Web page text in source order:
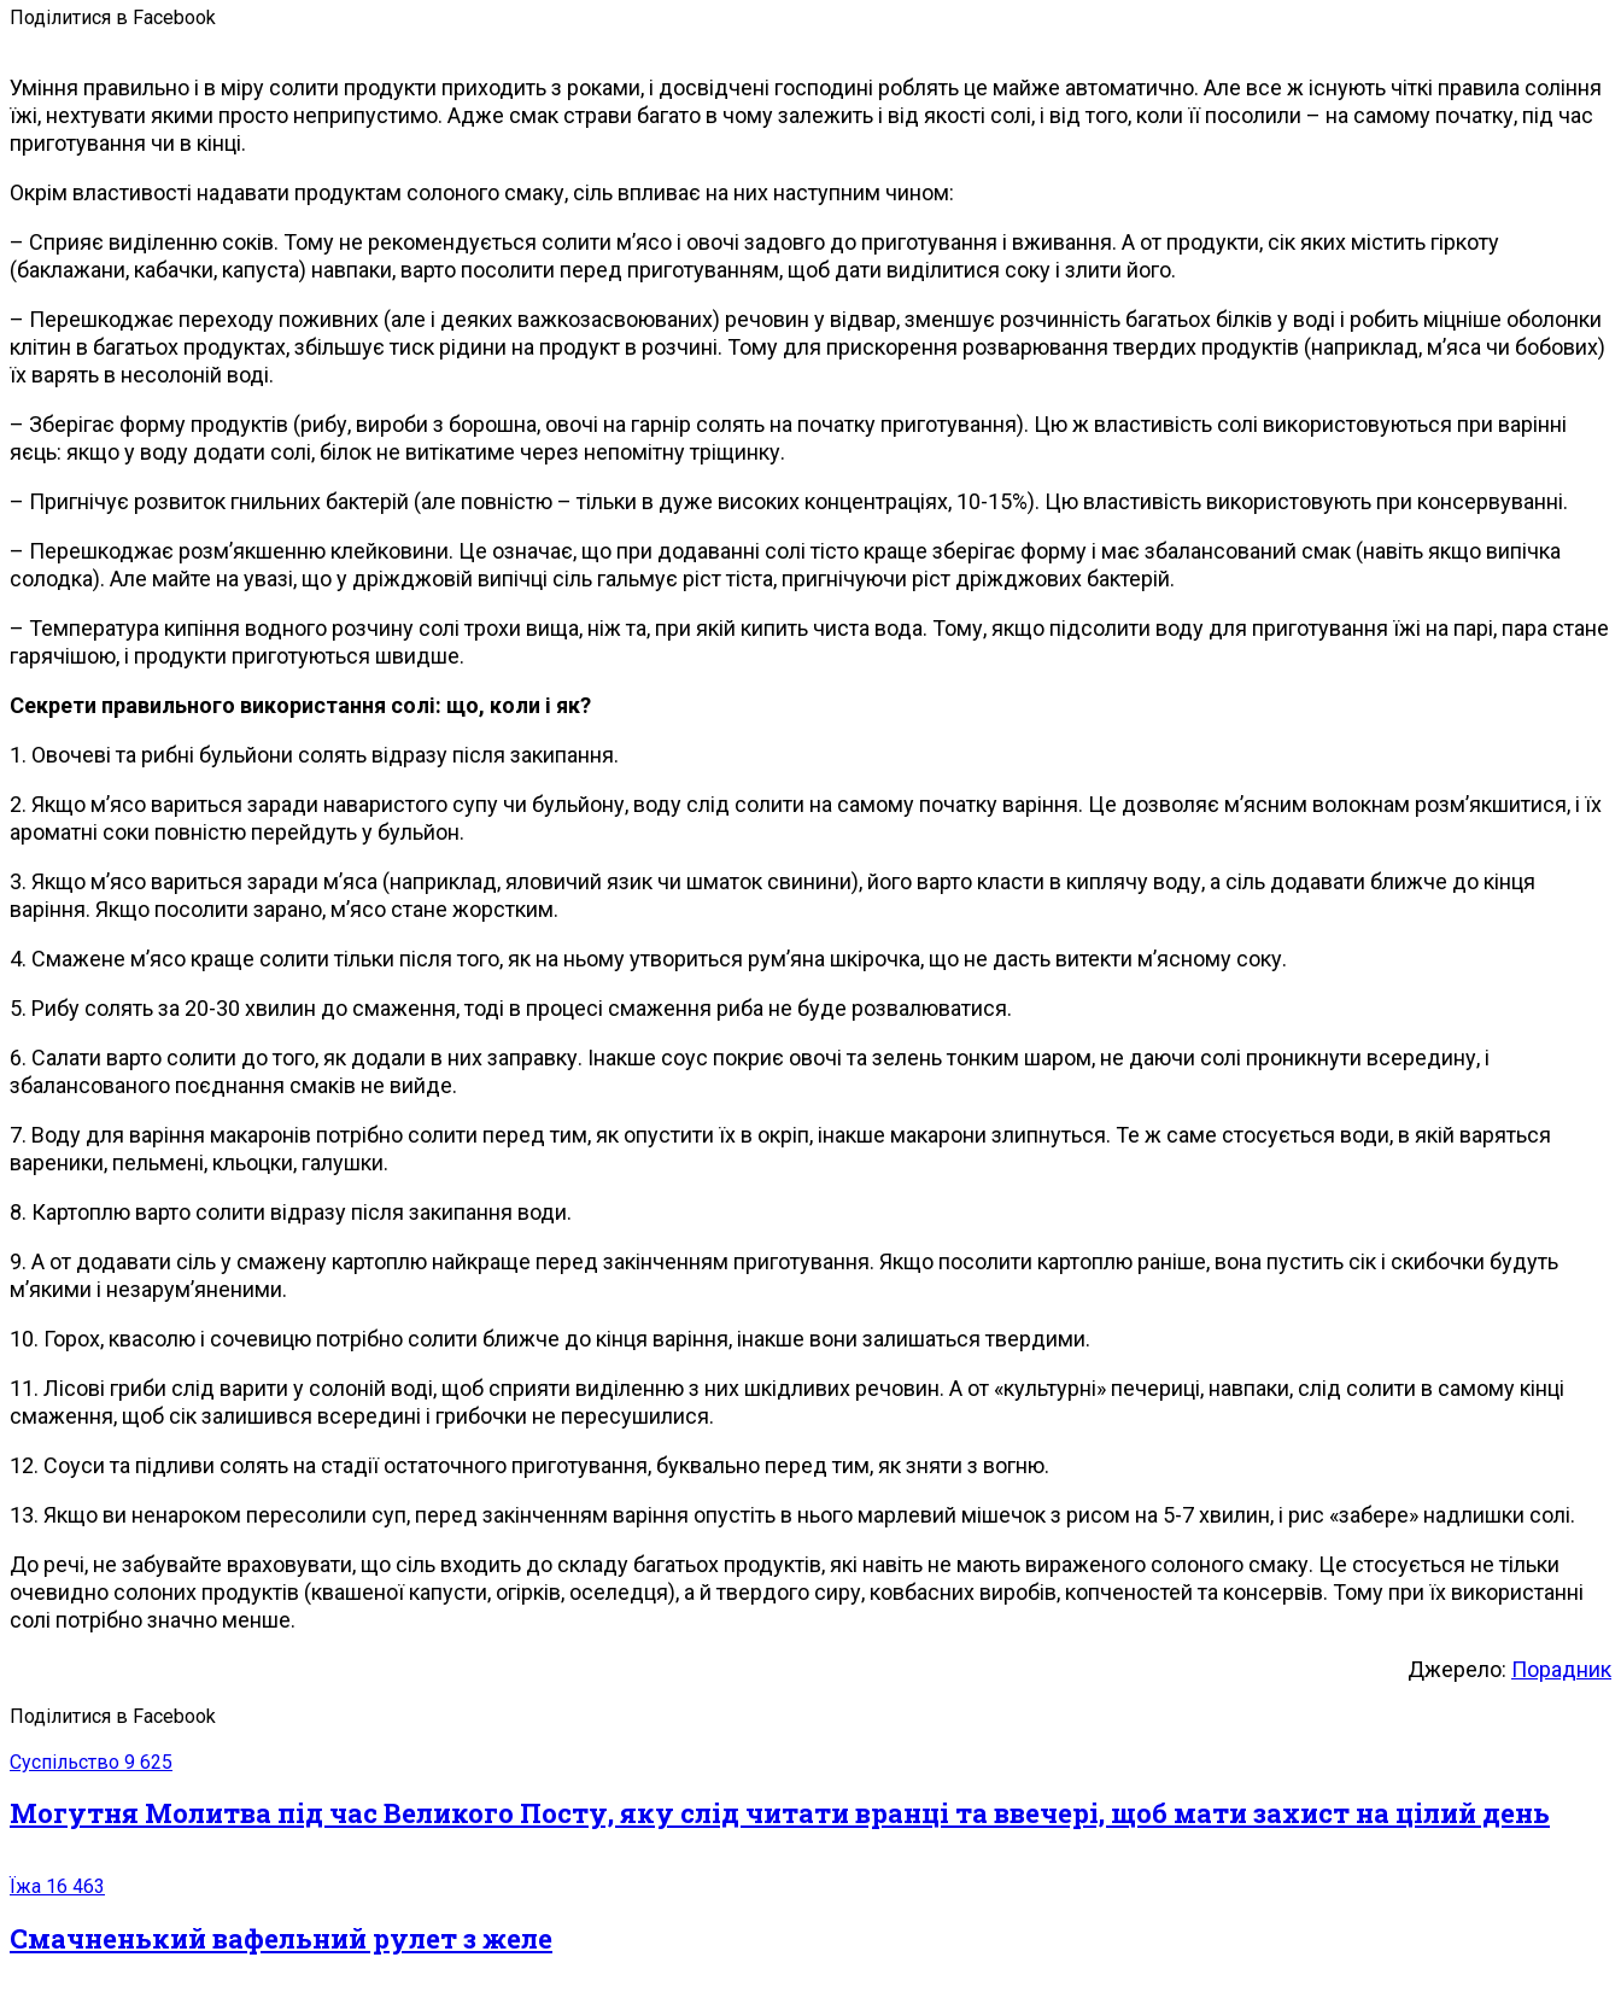
Поділитися в Facebook
Уміння правильно і в міру солити продукти приходить з роками, і досвідчені господині роблять це майже автоматично. Але все ж існують чіткі правила соління
їжі, нехтувати якими просто неприпустимо. Адже смак страви багато в чому залежить і від якості солі, і від того, коли її посолили – на самому початку, під час
приготування чи в кінці.
Окрім властивості надавати продуктам солоного смаку, сіль впливає на них наступним чином:
– Сприяє виділенню соків. Тому не рекомендується солити м’ясо і овочі задовго до приготування і вживання. А от продукти, сік яких містить гіркоту
(баклажани, кабачки, капуста) навпаки, варто посолити перед приготуванням, щоб дати виділитися соку і злити його.
– Перешкоджає переходу поживних (але і деяких важкозасвоюваних) речовин у відвар, зменшує розчинність багатьох білків у воді і робить міцніше оболонки
клітин в багатьох продуктах, збільшує тиск рідини на продукт в розчині. Тому для прискорення розварювання твердих продуктів (наприклад, м’яса чи бобових)
їх варять в несолоній воді.
– Зберігає форму продуктів (рибу, вироби з борошна, овочі на гарнір солять на початку приготування). Цю ж властивість солі використовуються при варінні
яєць: якщо у воду додати солі, білок не витікатиме через непомітну тріщинку.
– Пригнічує розвиток гнильних бактерій (але повністю – тільки в дуже високих концентраціях, 10-15%). Цю властивість використовують при консервуванні.
– Перешкоджає розм’якшенню клейковини. Це означає, що при додаванні солі тісто краще зберігає форму і має збалансований смак (навіть якщо випічка
солодка). Але майте на увазі, що у дріжджовій випічці сіль гальмує ріст тіста, пригнічуючи ріст дріжджових бактерій.
– Температура кипіння водного розчину солі трохи вища, ніж та, при якій кипить чиста вода. Тому, якщо підсолити воду для приготування їжі на парі, пара стане
гарячішою, і продукти приготуються швидше.
Секрети правильного використання солі: що, коли і як?
1. Овочеві та рибні бульйони солять відразу після закипання.
2. Якщо м’ясо вариться заради наваристого супу чи бульйону, воду слід солити на самому початку варіння. Це дозволяє м’ясним волокнам розм’якшитися, і їх
ароматні соки повністю перейдуть у бульйон.
3. Якщо м’ясо вариться заради м’яса (наприклад, яловичий язик чи шматок свинини), його варто класти в киплячу воду, а сіль додавати ближче до кінця
варіння. Якщо посолити зарано, м’ясо стане жорстким.
4. Смажене м’ясо краще солити тільки після того, як на ньому утвориться рум’яна шкірочка, що не дасть витекти м’ясному соку.
5. Рибу солять за 20-30 хвилин до смаження, тоді в процесі смаження риба не буде розвалюватися.
6. Салати варто солити до того, як додали в них заправку. Інакше соус покриє овочі та зелень тонким шаром, не даючи солі проникнути всередину, і
збалансованого поєднання смаків не вийде.
7. Воду для варіння макаронів потрібно солити перед тим, як опустити їх в окріп, інакше макарони злипнуться. Те ж саме стосується води, в якій варяться
вареники, пельмені, кльоцки, галушки.
8. Картоплю варто солити відразу після закипання води.
9. А от додавати сіль у смажену картоплю найкраще перед закінченням приготування. Якщо посолити картоплю раніше, вона пустить сік і скибочки будуть
м’якими і незарум’яненими.
10. Горох, квасолю і сочевицю потрібно солити ближче до кінця варіння, інакше вони залишаться твердими.
11. Лісові гриби слід варити у солоній воді, щоб сприяти виділенню з них шкідливих речовин. А от «культурні» печериці, навпаки, слід солити в самому кінці
смаження, щоб сік залишився всередині і грибочки не пересушилися.
12. Соуси та підливи солять на стадії остаточного приготування, буквально перед тим, як зняти з вогню.
13. Якщо ви ненароком пересолили суп, перед закінченням варіння опустіть в нього марлевий мішечок з рисом на 5-7 хвилин, і рис «забере» надлишки солі.
До речі, не забувайте враховувати, що сіль входить до складу багатьох продуктів, які навіть не мають вираженого солоного смаку. Це стосується не тільки
очевидно солоних продуктів (квашеної капусти, огірків, оселедця), а й твердого сиру, ковбасних виробів, копченостей та консервів. Тому при їх використанні
солі потрібно значно менше.
Джерело: Порадник
Поділитися в Facebook
Суспільство 9 625
Могутня Молитва під час Великого Посту, яку слід читати вранці та ввечері, щоб мати захист на цілий день
Їжа 16 463
Смачненький вафельний рулет з желе